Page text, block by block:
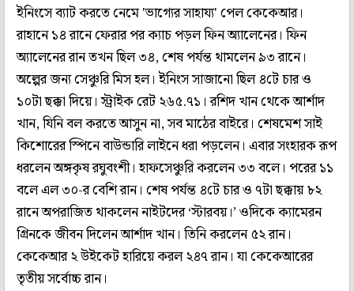
ইনিংসে ব্যাট করতে নেমে 'ভাগ্যের সাহায্য' পেল কেকেআর।
রাহানে ১৪ রানে ফেরার পর ক্যাচ পড়ল ফিন অ্যালেনের। ফিন
অ্যালেনের রান তখন ছিল ৩৪, শেষ পর্যন্ত থামলেন ৯৩ রানে।
অল্পের জন্য সেঞ্চুরি মিস হল। ইনিংস সাজানো ছিল ৪টে চার ও
১০টা ছক্কা দিয়ে। স্ট্রাইক রেট ২৬৫.৭১। রশিদ খান থেকে আর্শাদ
খান, যিনি বল করতে আসুন না, সব মাঠের বাইরে। শেষমেশ সাই
কিশোরের স্পিনে বাউন্ডারি লাইনে ধরা পড়লেন। এবার সংহারক রূপ
ধরলেন অঙ্গকৃষ রঘুবংশী। হাফসেঞ্চুরি করলেন ৩৩ বলে। পরের ১১
বলে এল ৩০-র বেশি রান। শেষ পর্যন্ত ৪টে চার ও ৭টা ছক্কায় ৮২
রানে অপরাজিত থাকলেন নাইটদের ‘স্টারবয়।’ ওদিকে ক্যামেরন
গ্রিনকে জীবন দিলেন আর্শাদ খান। তিনি করলেন ৫২ রান।
কেকেআর ২ উইকেট হারিয়ে করল ২৪৭ রান। যা কেকেআরের
তৃতীয় সর্বোচ্চ রান।